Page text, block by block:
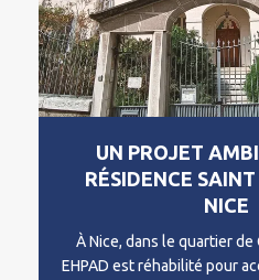
UN PROJET
RÉSIDENCE
NICE
À Nice, dans le quartier de
EHPAD est réhabilité pour